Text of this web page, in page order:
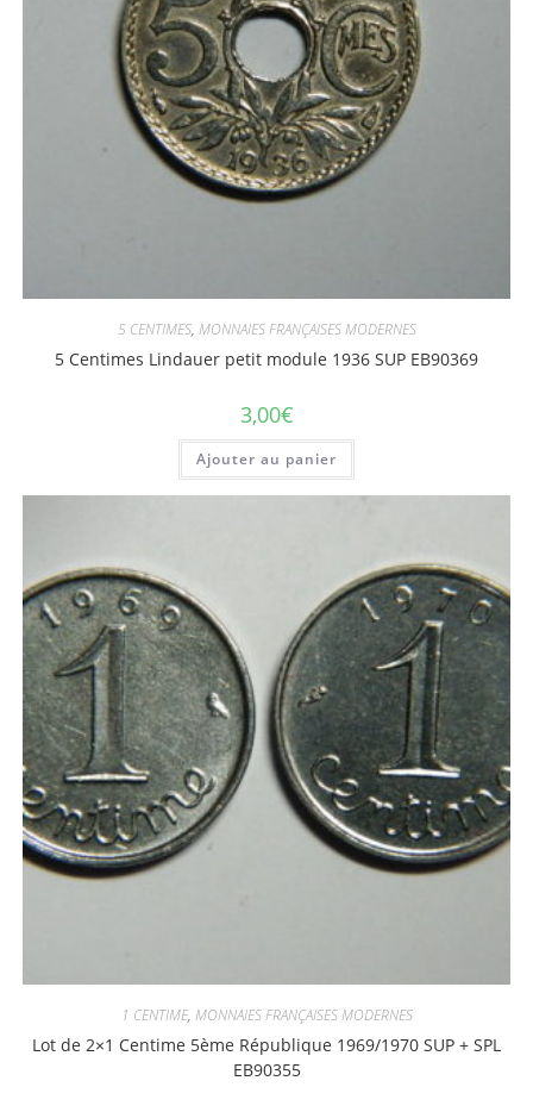
5 CENTIMES, MONNAIES FRANÇAISES MODERNES
5 Centimes Lindauer petit module 1936 SUP EB90369
3,00€
Ajouter au panier
1 CENTIME, MONNAIES FRANÇAISES MODERNES
Lot de 2×1 Centime 5ème République 1969/1970 SUP + SPL
EB90355